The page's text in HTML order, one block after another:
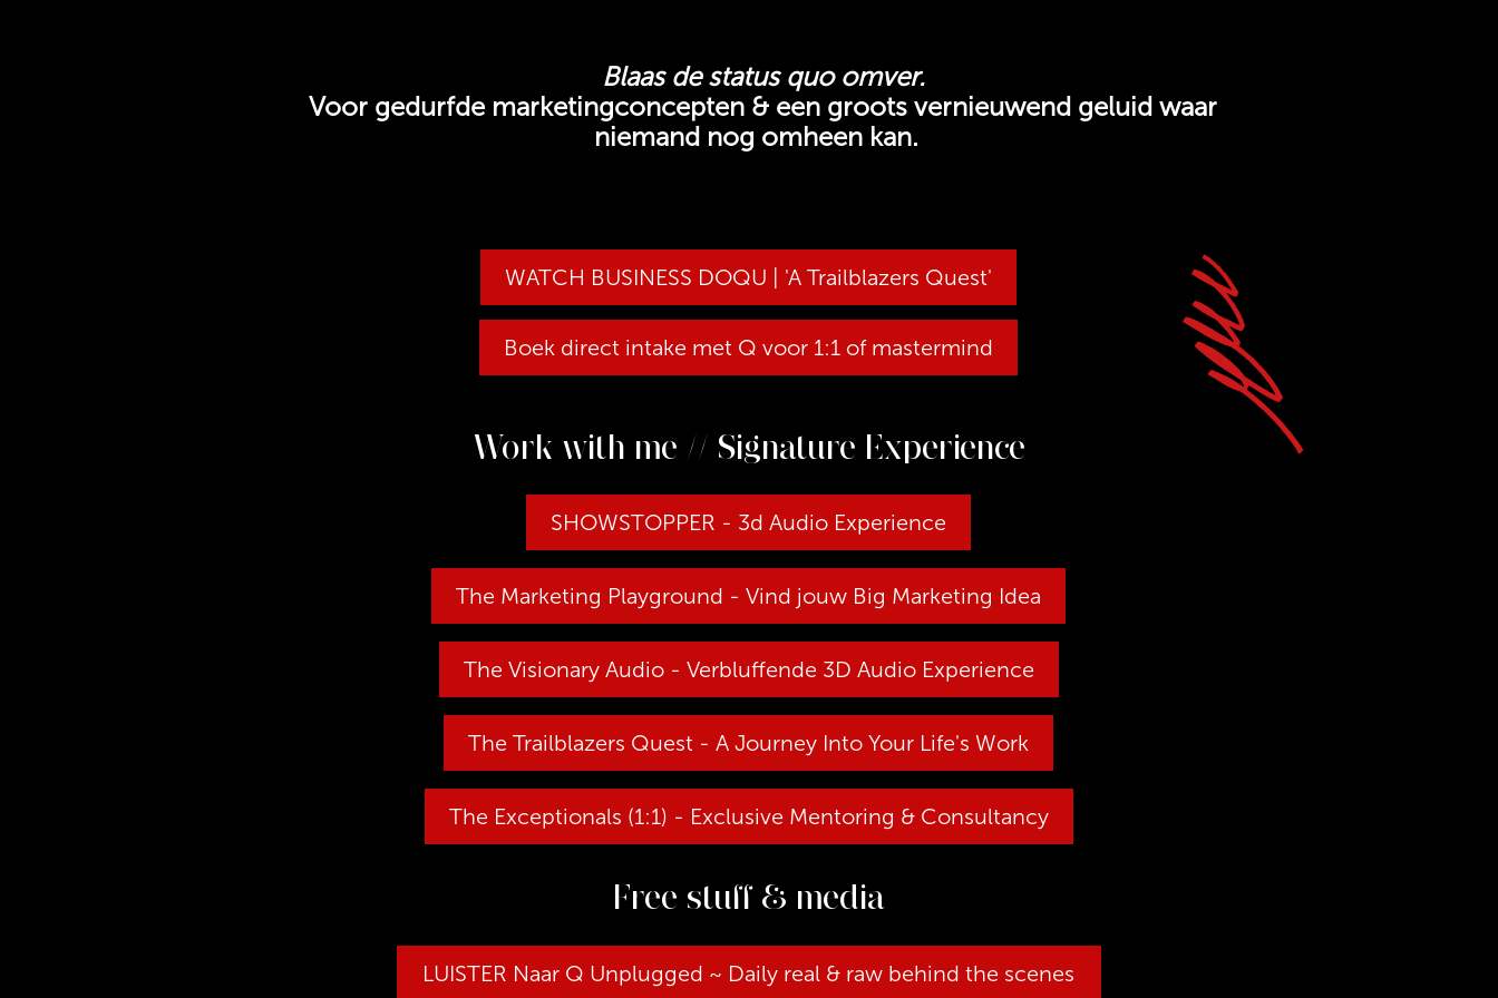
Blaas de status quo omver.
Voor gedurfde marketingconcepten & een groots vernieuwend geluid waar
niemand nog omheen kan.
WATCH BUSINESS DOQU | 'A Trailblazers Quest'
Boek direct intake met Q voor 1:1 of mastermind
Work with me // Signature Experience
SHOWSTOPPER - 3d Audio Experience
The Marketing Playground - Vind jouw Big Marketing Idea
The Visionary Audio - Verbluffende 3D Audio Experience
The Trailblazers Quest - A Journey Into Your Life's Work
The Exceptionals (1:1) - Exclusive Mentoring & Consultancy
Free stuff & media
LUISTER Naar Q Unplugged ~ Daily real & raw behind the scenes